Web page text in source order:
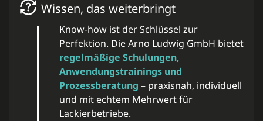
Wissen, das weiterbringt
Know-how ist der Schlüssel zur
Perfektion. Die Arno Ludwig GmbH bietet
regelmäßige Schulungen,
Anwendungstrainings und
Prozessberatung – praxisnah, individuell
und mit echtem Mehrwert für
Lackierbetriebe.